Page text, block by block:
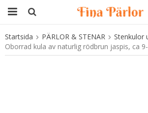
Produkten har blivit tillagd i
Startsida PÄRLOR & STENAR
Stenkulor
Oborrad kula av naturlig rödbrun jaspis, ca